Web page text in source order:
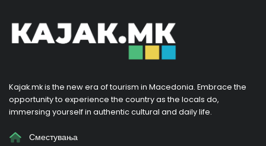
Kajak.mk is the new era of tourism in Macedonia. Embrace the
opportunity to experience the country as the locals do,
immersing yourself in authentic cultural and daily life.
Сместувања